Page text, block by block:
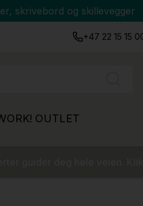
skrivebord og skillevegger
+47 22 15 15
OUTLET